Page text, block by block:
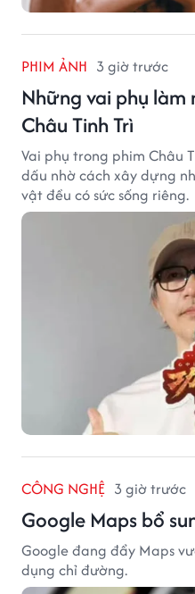
PHIM ẢNH 3 giờ trước
Những vai phụ làm
Châu Tinh Trì
Vai phụ trong phim Châu
dấu nhờ cách xây dựng
vật đều có sức sống riêng.
CÔNG NGHỆ 3 giờ trước
Google Maps bổ
Google đang đẩy Maps
dụng chỉ đường.